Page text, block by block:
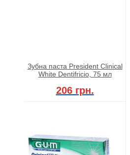
Зубна паста President Clinical
White Dentifricio, 75 мл
206 грн.